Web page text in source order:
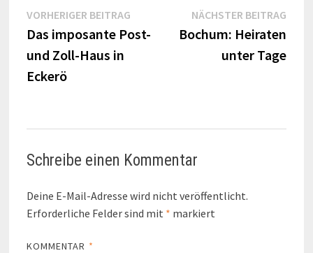
Beitragsnavigation
VORHERIGER BEITRAGVorheriger
Beitrag:
Das imposante Post-
und Zoll-Haus in
Eckerö
NÄCHSTER BEITRAG
Bochum: Heiraten
unter Tage
Schreibe einen Kommentar
Deine E-Mail-Adresse wird nicht veröffentlicht.
Erforderliche Felder sind mit * markiert
KOMMENTAR *